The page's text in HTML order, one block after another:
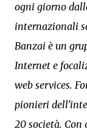
ogni giorno
internazionali
Banzai è un
Internet e
web services.
pionieri
20 società.